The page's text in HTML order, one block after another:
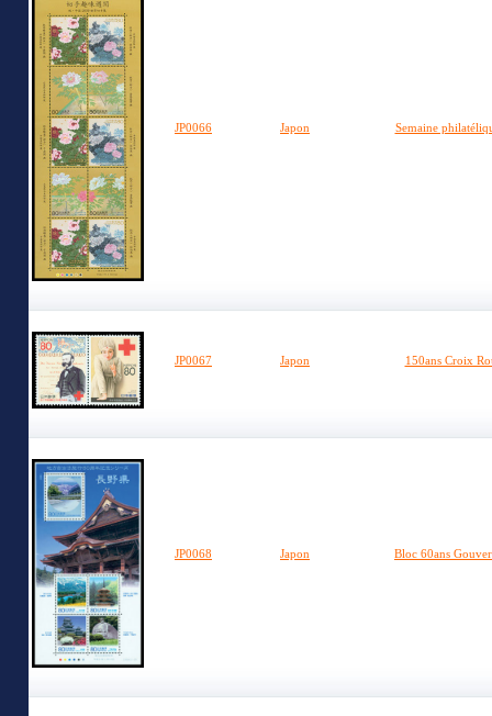
JP0066 Japon Semaine
JP0067 Japon 150ans Croix
JP0068 Japon Bloc 60ans